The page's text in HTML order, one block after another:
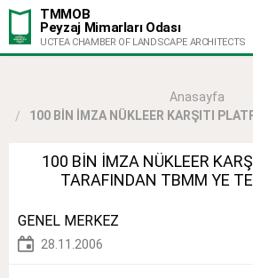
TMMOB
Peyzaj Mimarları Odası
UCTEA CHAMBER OF LANDSCAPE ARCHITECTS
Anasayfa
100 BİN İMZA NÜKLEER KARŞITI
100 BİN İMZA NÜKLEER
TARAFINDAN TBMM YE
GENEL MERKEZ
28.11.2006